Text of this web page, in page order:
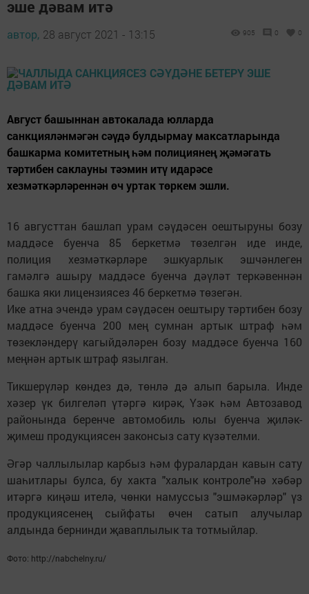
эше дәвам итә
автор, 28 август 2021 - 13:15 905 0 0
Август башыннан автокалада юлларда
санкцияләнмәгән сәүдә булдырмау максатларында
башкарма комитетның һәм полициянең җәмәгать
тәртибен саклауны тәэмин итү идарәсе
хезмәткәрләреннән өч уртак төркем эшли.
16 августтан башлап урам сәүдәсен оештыруны бозу
маддәсе буенча 85 беркетмә төзелгән иде инде,
полиция хезмәткәрләре эшкуарлык эшчәнлеген
гамәлгә ашыру маддәсе буенча дәүләт теркәвеннән
башка яки лицензиясез 46 беркетмә төзегән.
Ике атна эчендә урам сәүдәсен оештыру тәртибен бозу
маддәсе буенча 200 мең сумнан артык штраф һәм
төзекләндерү кагыйдәләрен бозу маддәсе буенча 160
меңнән артык штраф язылган.
Тикшерүләр көндез дә, төнлә дә алып барыла. Инде
хәзер үк билгеләп үтәргә кирәк, Үзәк һәм Автозавод
районында беренче автомобиль юлы буенча җиләк-
җимеш продукциясен законсыз сату күзәтелми.
Әгәр чаллылылар карбыз һәм фуралардан кавын сату
шаһитлары булса, бу хакта "халык контроле"нә хәбәр
итәргә киңәш ителә, чөнки намуссыз "эшмәкәрләр" үз
продукциясенең сыйфаты өчен сатып алучылар
алдында бернинди җаваплылык та тотмыйлар.
Фото: http://nabchelny.ru/